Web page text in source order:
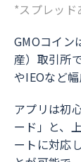
*スプレッド
GMOコイン
産）取引所
やIEOなど
アプリは初
ード」と、
ートに対応